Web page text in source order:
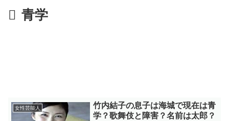
青学
女性芸能人
竹内結子の息子は海城で現在は青
学？歌舞伎と障害？名前は太郎？